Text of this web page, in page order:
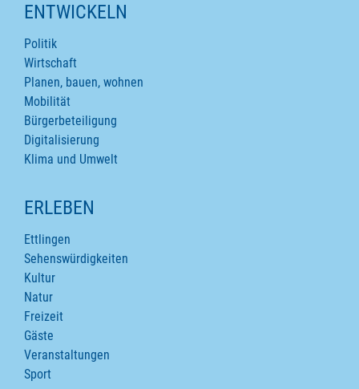
ENTWICKELN
Politik
Wirtschaft
Planen, bauen, wohnen
Mobilität
Bürgerbeteiligung
Digitalisierung
Klima und Umwelt
ERLEBEN
Ettlingen
Sehenswürdigkeiten
Kultur
Natur
Freizeit
Gäste
Veranstaltungen
Sport